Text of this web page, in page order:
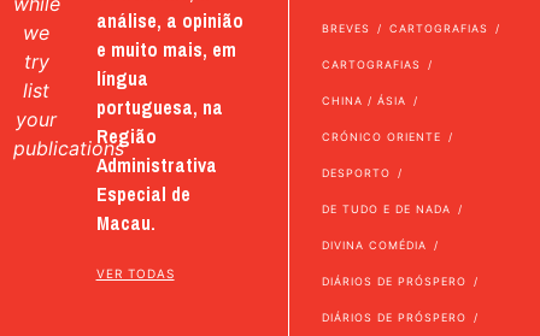
we
try
list
your
publications
análise, a opinião
e muito mais, em
língua
portuguesa, na
Região
Administrativa
Especial de
Macau.
VER TODAS
BREVES CARTOGRAFIAS
CARTOGRAFIAS
CHINA / ÁSIA
CRÓNICO ORIENTE
DESPORTO
DE TUDO E DE NADA
DIVINA COMÉDIA
DIÁRIOS DE PRÓSPERO
DIÁRIOS DE PRÓSPERO